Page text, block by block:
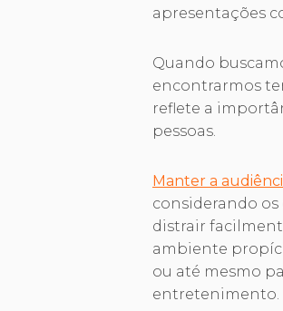
apresentações
Quando
encontrarmos
reflete a
pessoas.
Manter a
considerando
distrair
ambiente
ou até mesmo
entretenimento.